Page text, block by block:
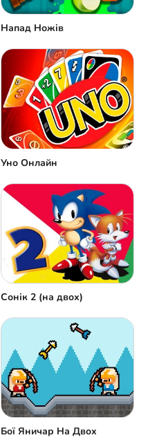
Напад Ножів
Уно Онлайн
Сонік 2 (на двох)
Бої Яничар На Двох